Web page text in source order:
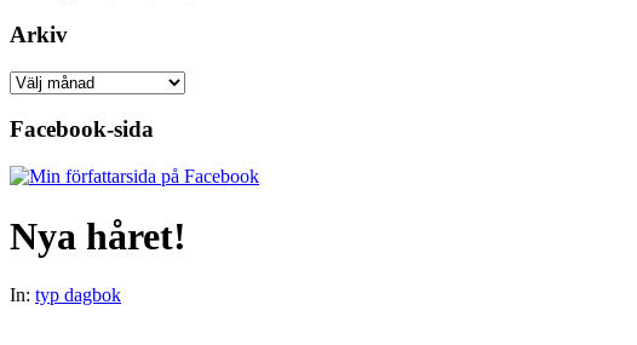
Arkiv
Arkiv
Facebook-sida
Nya håret!
In: typ dagbok